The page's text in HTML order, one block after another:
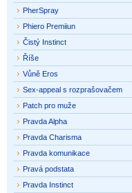
PherSpray
Phiero Premiiun
Čistý Instinct
Říše
Vůně Eros
Sex-appeal s rozprašovačem
Patch pro muže
Pravda Alpha
Pravda Charisma
Pravda komunikace
Pravá podstata
Pravda Instinct